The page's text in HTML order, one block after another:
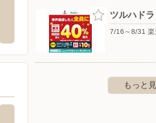
形店
形字山崎９２ー３３ 〒010-0951 秋田
ツルハド
7/16～8/31 楽
もっと